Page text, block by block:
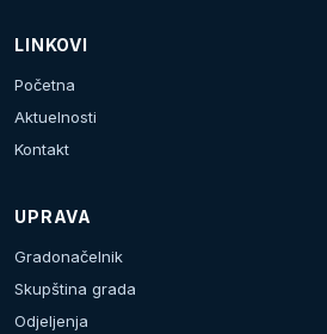
LINKOVI
Početna
Aktuelnosti
Kontakt
UPRAVA
Gradonačelnik
Skupština grada
Odjeljenja